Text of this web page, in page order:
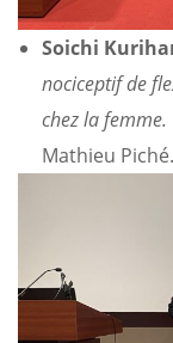
Soichi
nociceptif de
chez la femme.
Mathieu Piché.